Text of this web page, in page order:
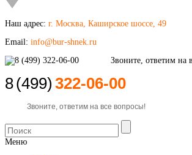
Наш адрес: г. Москва, Каширское шоссе, 49
Email: info@bur-shnek.ru
8(499) 322-06-00
Звоните, ответим на все вопросы!
Меню